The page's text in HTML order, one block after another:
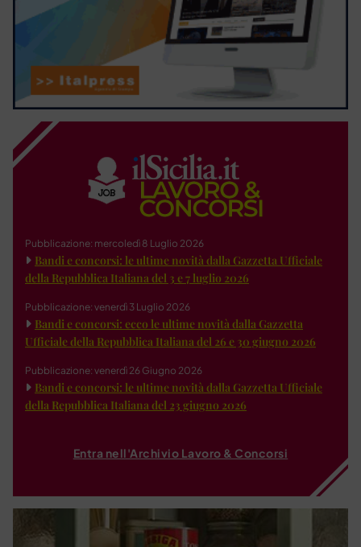
Pubblicazione: mercoledì 8 Luglio 2026
Bandi e concorsi: le ultime novità dalla Gazzetta Ufficiale
della Repubblica Italiana del 3 e 7 luglio 2026
Pubblicazione: venerdì 3 Luglio 2026
Bandi e concorsi: ecco le ultime novità dalla Gazzetta
Ufficiale della Repubblica Italiana del 26 e 30 giugno 2026
Pubblicazione: venerdì 26 Giugno 2026
Bandi e concorsi: le ultime novità dalla Gazzetta Ufficiale
della Repubblica Italiana del 23 giugno 2026
Entra nell'Archivio Lavoro & Concorsi